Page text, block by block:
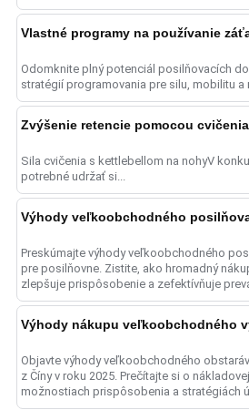
Vlastné programy na používanie
Odomknite plný potenciál posilňovacích
stratégií programovania pre silu, mobilitu a
Zvýšenie retencie pomocou
Sila cvičenia s kettlebellom na nohyV
potrebné udržať si...
Výhody veľkoobchodného
Preskúmajte výhody veľkoobchodného
pre posilňovne. Zistite, ako hromadný
zlepšuje prispôsobenie a zefektívňuje
Objavte výhody veľkoobchodného
z Číny v roku 2025. Prečítajte si o
možnostiach prispôsobenia a stratégiách